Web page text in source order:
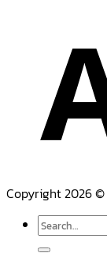
Copyright 2026 ©
Search
for: